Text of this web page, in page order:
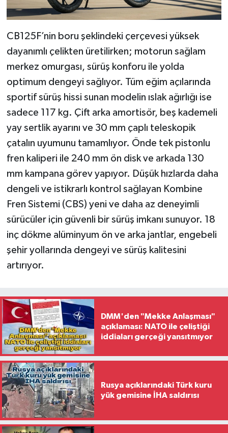
CB125F’nin boru şeklindeki çerçevesi yüksek
dayanımlı çelikten üretilirken; motorun sağlam
merkez omurgası, sürüş konforu ile yolda
optimum dengeyi sağlıyor. Tüm eğim açılarında
sportif sürüş hissi sunan modelin ıslak ağırlığı ise
sadece 117 kg. Çift arka amortisör, beş kademeli
yay sertlik ayarını ve 30 mm çaplı teleskopik
çatalın uyumunu tamamlıyor. Önde tek pistonlu
fren kaliperi ile 240 mm ön disk ve arkada 130
mm kampana görev yapıyor. Düşük hızlarda daha
dengeli ve istikrarlı kontrol sağlayan Kombine
Fren Sistemi (CBS) yeni ve daha az deneyimli
sürücüler için güvenli bir sürüş imkanı sunuyor. 18
inç dökme alüminyum ön ve arka jantlar, engebeli
şehir yollarında dengeyi ve sürüş kalitesini
artırıyor.
DMM'den "Mekke Anlaşması"
açıklaması: NATO ile çeliştiği
iddiaları gerçeği yansıtmıyor
Rusya açıklarındaki Türk kuru
yük gemisine İHA saldırısı